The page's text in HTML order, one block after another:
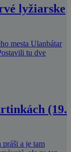
lyžiarske
mesta Ulanbátar
tu dve
(19.
práši a je tam